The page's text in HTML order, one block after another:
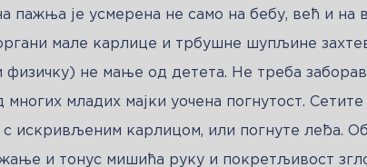
пажња је усмерена не само на бебу, већ и на
мале карлице и трбушне шупљине
физичку) не мање од детета. Не треба
многих младих мајки уочена погнутост.
искривљеним карлицом, или погнуте леђа.
и тонус мишића руку и покретљивост